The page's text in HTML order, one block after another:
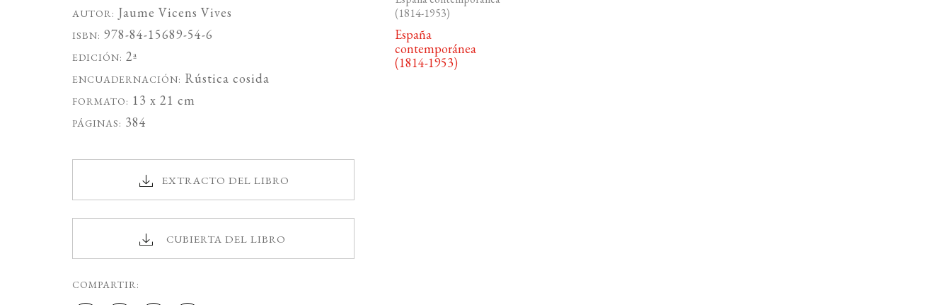
AUTOR: Jaume Vicens Vives
ISBN: 978-84-15689-54-6
EDICIÓN: 2ª
ENCUADERNACIÓN: Rústica cosida
FORMATO: 13 x 21 cm
PÁGINAS: 384
EXTRACTO DEL LIBRO
CUBIERTA DEL LIBRO
COMPARTIR:
España
contemporánea
(1814-1953)